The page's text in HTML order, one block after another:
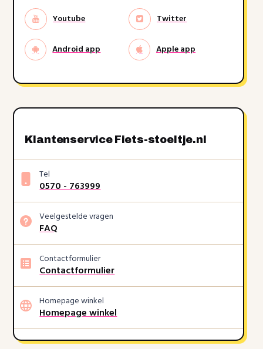
Youtube Twitter
Android app Apple app
Klantenservice Fiets-stoeltje.nl
Tel
0570 - 763999
Veelgestelde vragen
FAQ
Contactformulier
Contactformulier
Homepage winkel
Homepage winkel